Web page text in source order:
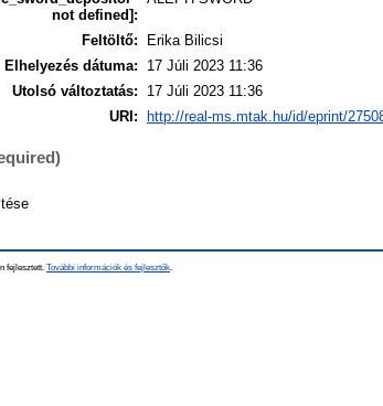
not defined]:
Feltöltő:
Erika Bilicsi
Elhelyezés dátuma:
17 Júli 2023 11:36
Utolsó változtatás:
17 Júli 2023 11:36
URI:
http://real-ms.mtak.hu/id/eprint/
fejlesztett. További információk és fejlesztők